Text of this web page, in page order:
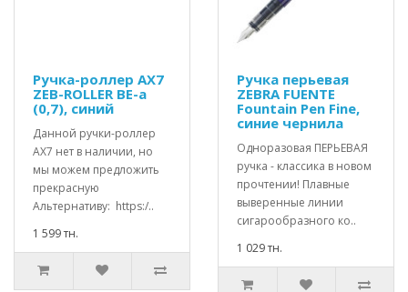
Ручка-роллер AX7
ZEB-ROLLER BE-a
(0,7), синий
Данной ручки-роллер
АХ7 нет в наличии, но
мы можем предложить
прекрасную
Альтернативу: https:/..
1 599 тн.
Ручка перьевая
ZEBRA FUENTE
Fountain Pen Fine,
синие чернила
Одноразовая ПЕРЬЕВАЯ
ручка - классика в новом
прочтении! Плавные
выверенные линии
сигарообразного ко..
1 029 тн.